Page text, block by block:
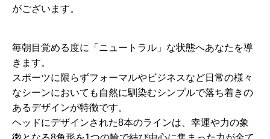
がございます。
毎朝目覚める度に「ニュートラル」な状態へあなたを導
きます。
スポーツに限らずフォーマルやビジネスなど日常の様々
なシーンにおいても自然に馴染むシンプルで落ち着きの
あるデザインが特徴です。
ヘッドにデザインされた8本のラインは、幸運や力の象